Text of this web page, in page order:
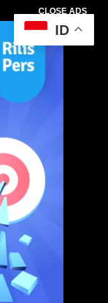
CLOSE ADS
ID